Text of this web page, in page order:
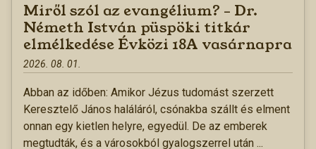
Miről szól az evangélium? – Dr.
Németh István püspöki titkár
elmélkedése Évközi 18A vasárnapra
2026. 08. 01.
Abban az időben: Amikor Jézus tudomást szerzett
Keresztelő János haláláról, csónakba szállt és elment
onnan egy kietlen helyre, egyedül. De az emberek
megtudták, és a városokból gyalogszerrel után ...